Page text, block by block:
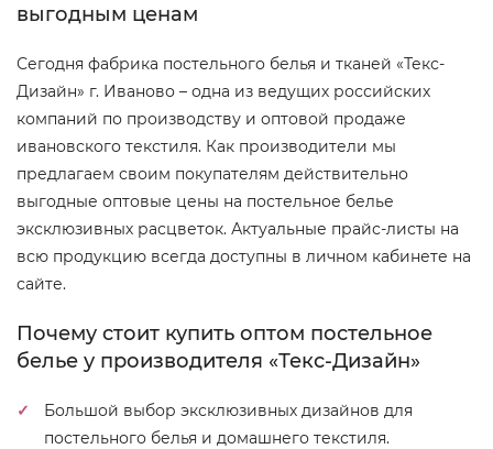
выгодным ценам
Сегодня фабрика постельного белья и тканей «Текс-
Дизайн» г. Иваново – одна из ведущих российских
компаний по производству и оптовой продаже
ивановского текстиля. Как производители мы
предлагаем своим покупателям действительно
выгодные оптовые цены на постельное белье
эксклюзивных расцветок. Актуальные прайс-листы на
всю продукцию всегда доступны в личном кабинете на
сайте.
Почему стоит купить оптом постельное
белье у производителя «Текс-Дизайн»
Большой выбор эксклюзивных дизайнов для
постельного белья и домашнего текстиля.